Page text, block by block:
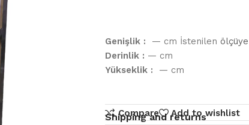
Genişlik : — cm İstenilen ölçüye
Derinlik : — cm
Yükseklik : — cm
Compare Add to wishlist
Shipping and returns